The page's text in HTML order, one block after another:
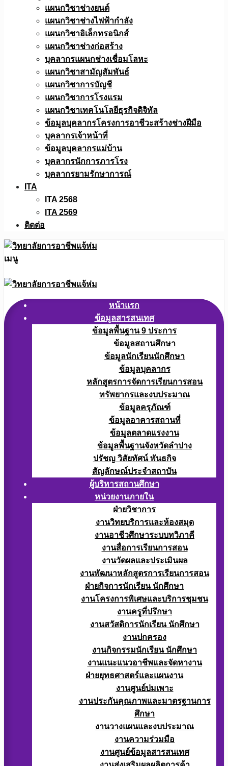
แผนกวิชาช่างยนต์
แผนกวิชาช่างไฟฟ้ากำลัง
แผนกวิชาอิเล็กทรอนิกส์
แผนกวิชาช่างก่อสร้าง
บุคลากรแผนกช่างเชื่อมโลหะ
แผนกวิชาสามัญสัมพันธ์
แผนกวิชาการบัญชี
แผนกวิชาการโรงแรม
แผนกวิชาเทคโนโลยีธุรกิจดิจิทัล
ข้อมูลบุคลากรโครงการอาชีวะสร้างช่างฝีมือ
บุคลากรเจ้าหน้าที่
ข้อมูลบุคลากรแม่บ้าน
บุคลากรนักการภารโรง
บุคลากรยามรักษาการณ์
ITA
ITA 2568
ITA 2569
ติดต่อ
เมนู
หน้าแรก
ข้อมูลสารสนเทศ
ข้อมูลพื้นฐาน 9 ประการ
ข้อมูลสถานศึกษา
ข้อมูลนักเรียนนักศึกษา
ข้อมูลบุคลากร
หลักสูตรการจัดการเรียนการสอน
ทรัพยากรและงบประมาณ
ข้อมูลครุภัณฑ์
ข้อมูลอาคารสถานที่
ข้อมูลตลาดแรงงาน
ข้อมูลพื้นฐานจังหวัดลำปาง
ปรัชญ วิสัยทัศน์ พันธกิจ
สัญลักษณ์ประจำสถาบัน
ผู้บริหารสถานศึกษา
หน่วยงานภายใน
ฝ่ายวิชาการ
งานวิทยบริการและห้องสมุด
งานอาชีวศึกษาระบบทวิภาคี
งานสื่อการเรียนการสอน
งานวัดผลและประเมินผล
งานพัฒนาหลักสูตรการเรียนการสอน
ฝ่ายกิจการนักเรียน นักศึกษา
งานโครงการพิเศษและบริการชุมชน
งานครูที่ปรึกษา
งานสวัสดิการนักเรียน นักศึกษา
งานปกครอง
งานกิจกรรมนักเรียน นักศึกษา
งานแนะแนวอาชีพและจัดหางาน
ฝ่ายยุทธศาสตร์และแผนงาน
งานศูนย์บ่มเพาะ
งานประกันคุณภาพและมาตรฐานการ
ศึกษา
งานวางแผนและงบประมาณ
งานความร่วมมือ
งานศูนย์ข้อมูลสารสนเทศ